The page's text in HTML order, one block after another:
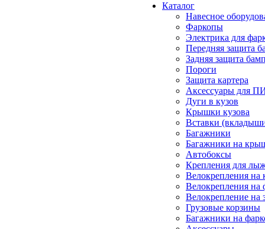
Каталог
Навесное
Фаркопы
Электрика для
Передняя защита
Задняя защита
Пороги
Защита картера
Аксессуары для
Дуги в кузов
Крышки кузова
Вставки
Багажники
Багажники на
Автобоксы
Крепления для
Велокрепления
Велокрепления на
Велокрепление на
Грузовые корзины
Багажники на